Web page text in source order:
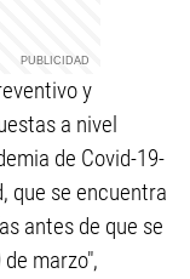
y
a nivel
de Covid-19-
que se encuentra
antes de que se
marzo",